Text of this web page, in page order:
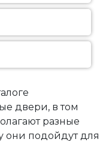
двери, в том
разные
они подойдут для